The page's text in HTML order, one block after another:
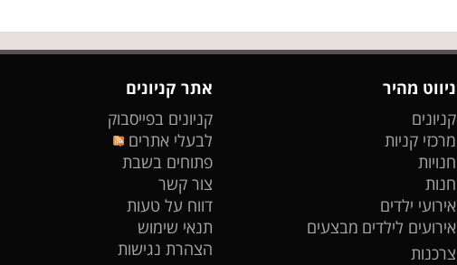
ניווט מהיר
קניונים
מרכזי קניות
חנויות
חנות
אירועי ילדים
אירועים לילדים מבצעים
צרכנות
אתר קניונים
קניונים בפייסבוק
לבעלי אתרים
פתוחים בשבת
צור קשר
דווח על טעות
תנאי שימוש
הצהרת נגישות